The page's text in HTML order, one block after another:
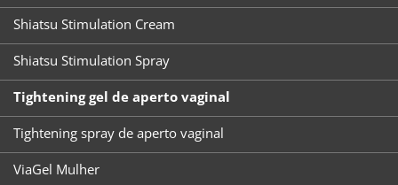
Shiatsu Stimulation Cream
Shiatsu Stimulation Spray
Tightening gel de aperto vaginal
Tightening spray de aperto vaginal
ViaGel Mulher